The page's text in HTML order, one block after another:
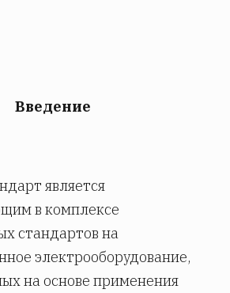
Введение
является
в комплексе
стандартов на
электрооборудование,
на основе применения